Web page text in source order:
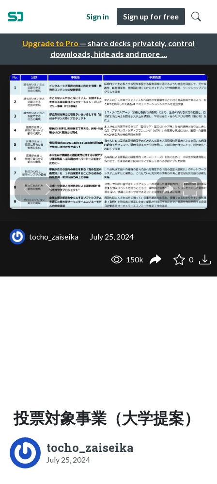
Upgrade to Pro — share decks privately, control
downloads, hide ads and more …
Sign in Sign up for free
tocho_zaiseika July 25, 2024
150k 0
投票対象事業（大学提案）
tocho_zaiseika
July 25, 2024